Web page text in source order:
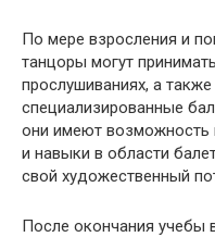
По мере взросления и
танцоры могут
прослушиваниях, а также
специализированные
они имеют возможность
и навыки в области
свой художественный
После окончания учебы